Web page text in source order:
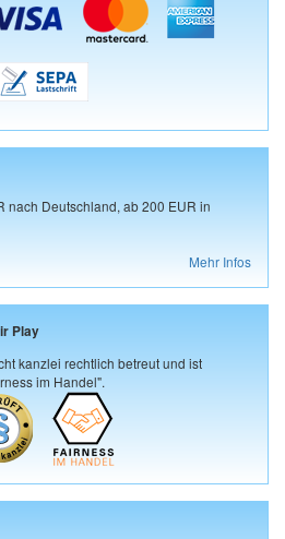
nach Deutschland, ab 200 EUR in
Mehr Infos
Play
kanzlei rechtlich betreut und ist
im Handel".